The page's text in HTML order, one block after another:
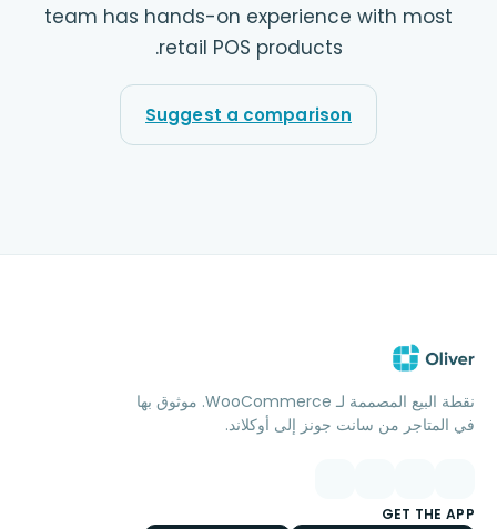
team has hands-on experience with most
retail POS products.
Suggest a comparison
نقطة البيع المصممة لـ WooCommerce. موثوق بها
في المتاجر من سانت جونز إلى أوكلاند.
GET THE APP